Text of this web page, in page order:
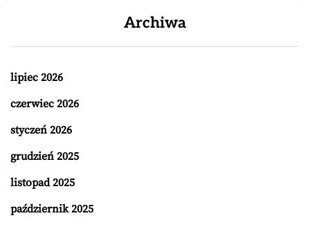
Archiwa
lipiec 2026
czerwiec 2026
styczeń 2026
grudzień 2025
listopad 2025
październik 2025